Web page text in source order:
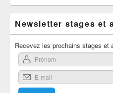
Newsletter stages et
Recevez les prochains stages et